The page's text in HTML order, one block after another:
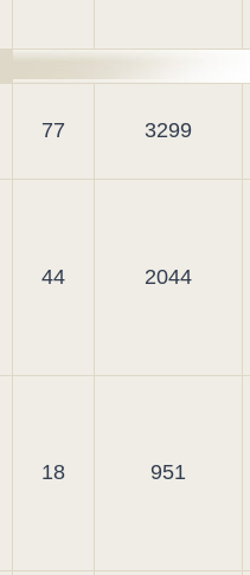
77 3299
44 2044
18 951